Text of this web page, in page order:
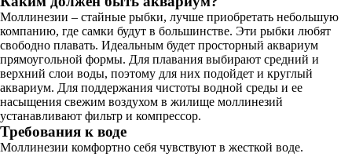
Моллинезии – стайные рыбки, лучше приобретать небольшую
компанию, где самки будут в большинстве. Эти рыбки любят
свободно плавать. Идеальным будет просторный аквариум
прямоугольной формы. Для плавания выбирают средний и
верхний слои воды, поэтому для них подойдет и круглый
аквариум. Для поддержания чистоты водной среды и ее
насыщения свежим воздухом в жилище моллинезий
устанавливают фильтр и компрессор.
Требования к воде
Моллинезии комфортно себя чувствуют в жесткой воде.